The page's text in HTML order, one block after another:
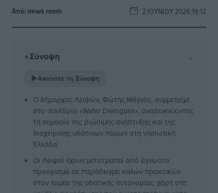
Από: news room 2 ΙΟΥΝΊΟΥ 2026 19:12
✦Σύνοψη ⌄
▶Ακούστε τη Σύνοψη
Ο δήμαρχος Λειψών, Φώτης Μάγγος, συμμετείχε
στο συνέδριο «Water Dialogues», αναδεικνύοντας
τη σημασία της βιώσιμης ανάπτυξης και της
διαχείρισης υδάτινων πόρων στη νησιωτική
Ελλάδα.
Οι Λειψοί έχουν μετατραπεί από άγνωστο
προορισμό σε παράδειγμα καλών πρακτικών
στον τομέα της υδατικής αυτονομίας, χάρη στη